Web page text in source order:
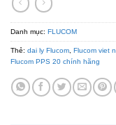
Danh mục: FLUCOM
Thẻ: dai ly Flucom Flucom viet
Flucom PPS 20 chính hãng